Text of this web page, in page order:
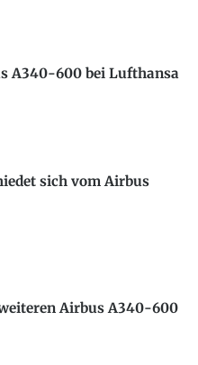
A340-600 bei Lufthansa
sich vom Airbus
Airbus A340-600